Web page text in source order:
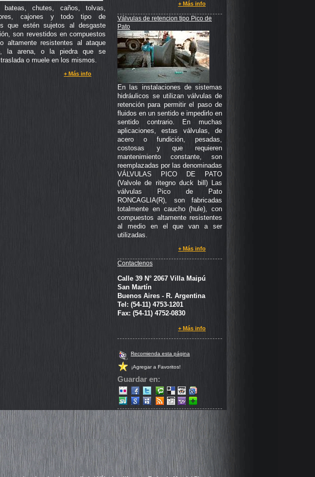
bateas, chutes, caños, tolvas,
cajones y todo tipo de
que estén sujetos al desgaste
son revestidos en compuestos
altamente resistentes al ataque
la arena, o la piedra que se
o muele en los mismos.
+ Más info
+ Más info
Válvulas de retencion tipo Pico de
Pato
En las instalaciones de sistemas
hidráulicos se utilizan válvulas de
retención para permitir el paso de
fluidos en un sentido e impedirlo en
sentido contrario. En muchas
aplicaciones, estas válvulas, de
acero o fundición, pesadas,
costosas y que requieren
mantenimiento constante, son
reemplazadas por las denominadas
VÁLVULAS PICO DE PATO
(Valvole de ritegno duck bill) Las
válvulas Pico de Pato
RONCAGLIA(R), son fabricadas
totalmente en caucho (hule), con
compuestos altamente resistentes
al medio en el que van a ser
utilizadas.
+ Más info
Contactenos
Calle 39 N° 2067 Villa Maipú
San Martín
Buenos Aires - R. Argentina
Tel: (54-11) 4753-1201
Fax: (54-11) 4752-0830
+ Más info
Recomienda esta página
¡Agregar a Favoritos!
Guardar en: